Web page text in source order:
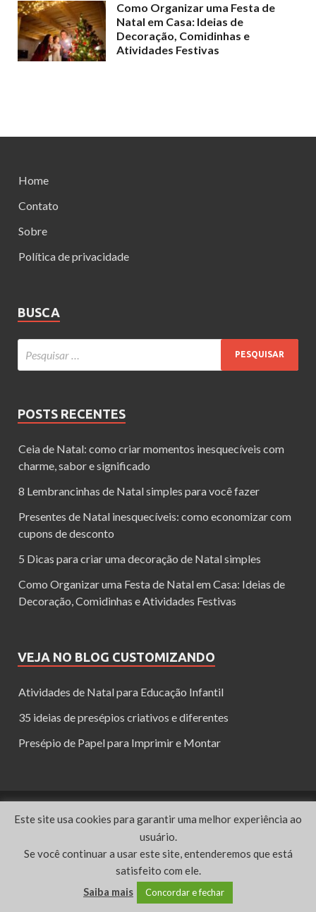
Como Organizar uma Festa de
Natal em Casa: Ideias de
Decoração, Comidinhas e
Atividades Festivas
Home
Contato
Sobre
Política de privacidade
BUSCA
POSTS RECENTES
Ceia de Natal: como criar momentos inesquecíveis com
charme, sabor e significado
8 Lembrancinhas de Natal simples para você fazer
Presentes de Natal inesquecíveis: como economizar com
cupons de desconto
5 Dicas para criar uma decoração de Natal simples
Como Organizar uma Festa de Natal em Casa: Ideias de
Decoração, Comidinhas e Atividades Festivas
VEJA NO BLOG CUSTOMIZANDO
Atividades de Natal para Educação Infantil
35 ideias de presépios criativos e diferentes
Presépio de Papel para Imprimir e Montar
Decoração, lembrancinhas, imagens dicas e muito mais para
Este blog pertence à rede de blogsTuttidelas - blogs com conteúdos
Festa de Natal|GDM|Guia do Sofá|I Love Pink|Mariely Del Rey
Este site usa cookies para garantir uma melhor experiência ao
usuário.
Se você continuar a usar este site, entenderemos que está
satisfeito com ele.
Saiba mais
Concordar e fechar